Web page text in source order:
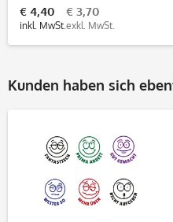
€ 4,40
inkl. MwSt.
€ 3,70
exkl. MwSt.
Kunden haben sich